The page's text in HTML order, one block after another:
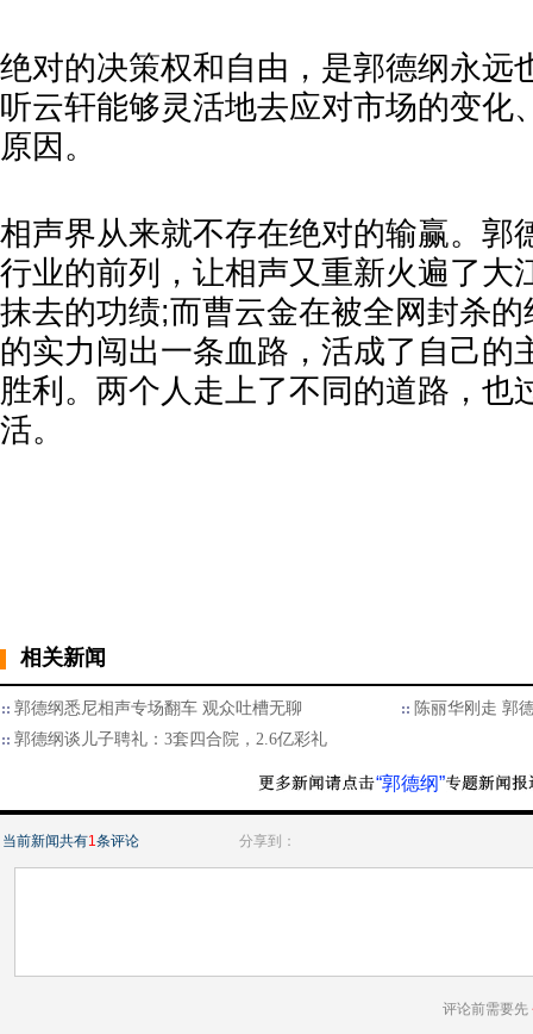
绝对的决策权和自由，是郭德纲永远
听云轩能够灵活地去应对市场的变化
原因。
相声界从来就不存在绝对的输赢。郭
行业的前列，让相声又重新火遍了大
抹去的功绩;而曹云金在被全网封杀
的实力闯出一条血路，活成了自己的
胜利。两个人走上了不同的道路，也
活。
相关新闻
郭德纲悉尼相声专场翻车 观众吐槽无聊
陈丽华刚走 郭
郭德纲谈儿子聘礼：3套四合院，2.6亿彩礼
“郭德纲”
当前新闻共有1条评论 分享到：
评论前需要先